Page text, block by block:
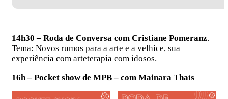
14h30 – Roda de Conversa com Cristiane Pomeranz.
Tema: Novos rumos para a arte e a velhice, sua
experiência com arteterapia com idosos.
16h – Pocket show de MPB – com Mainara Thaís